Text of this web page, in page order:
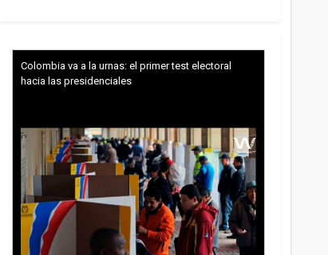
Colombia va a la urnas: el primer test electoral
hacia las presidenciales